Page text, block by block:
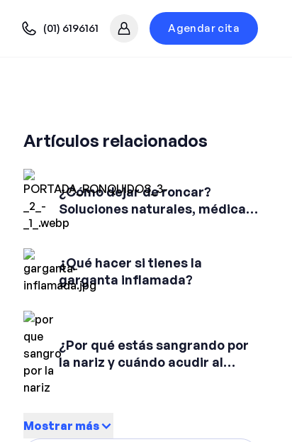
(01) 6196161
Mi cuenta
Agendar cita
Artículos relacionados
¿Cómo dejar de roncar?
Soluciones naturales, médicas
y recomendaciones efectivas
¿Qué hacer si tienes la
garganta inflamada?
¿Por qué estás sangrando por
la nariz y cuándo acudir al
Mostrar más